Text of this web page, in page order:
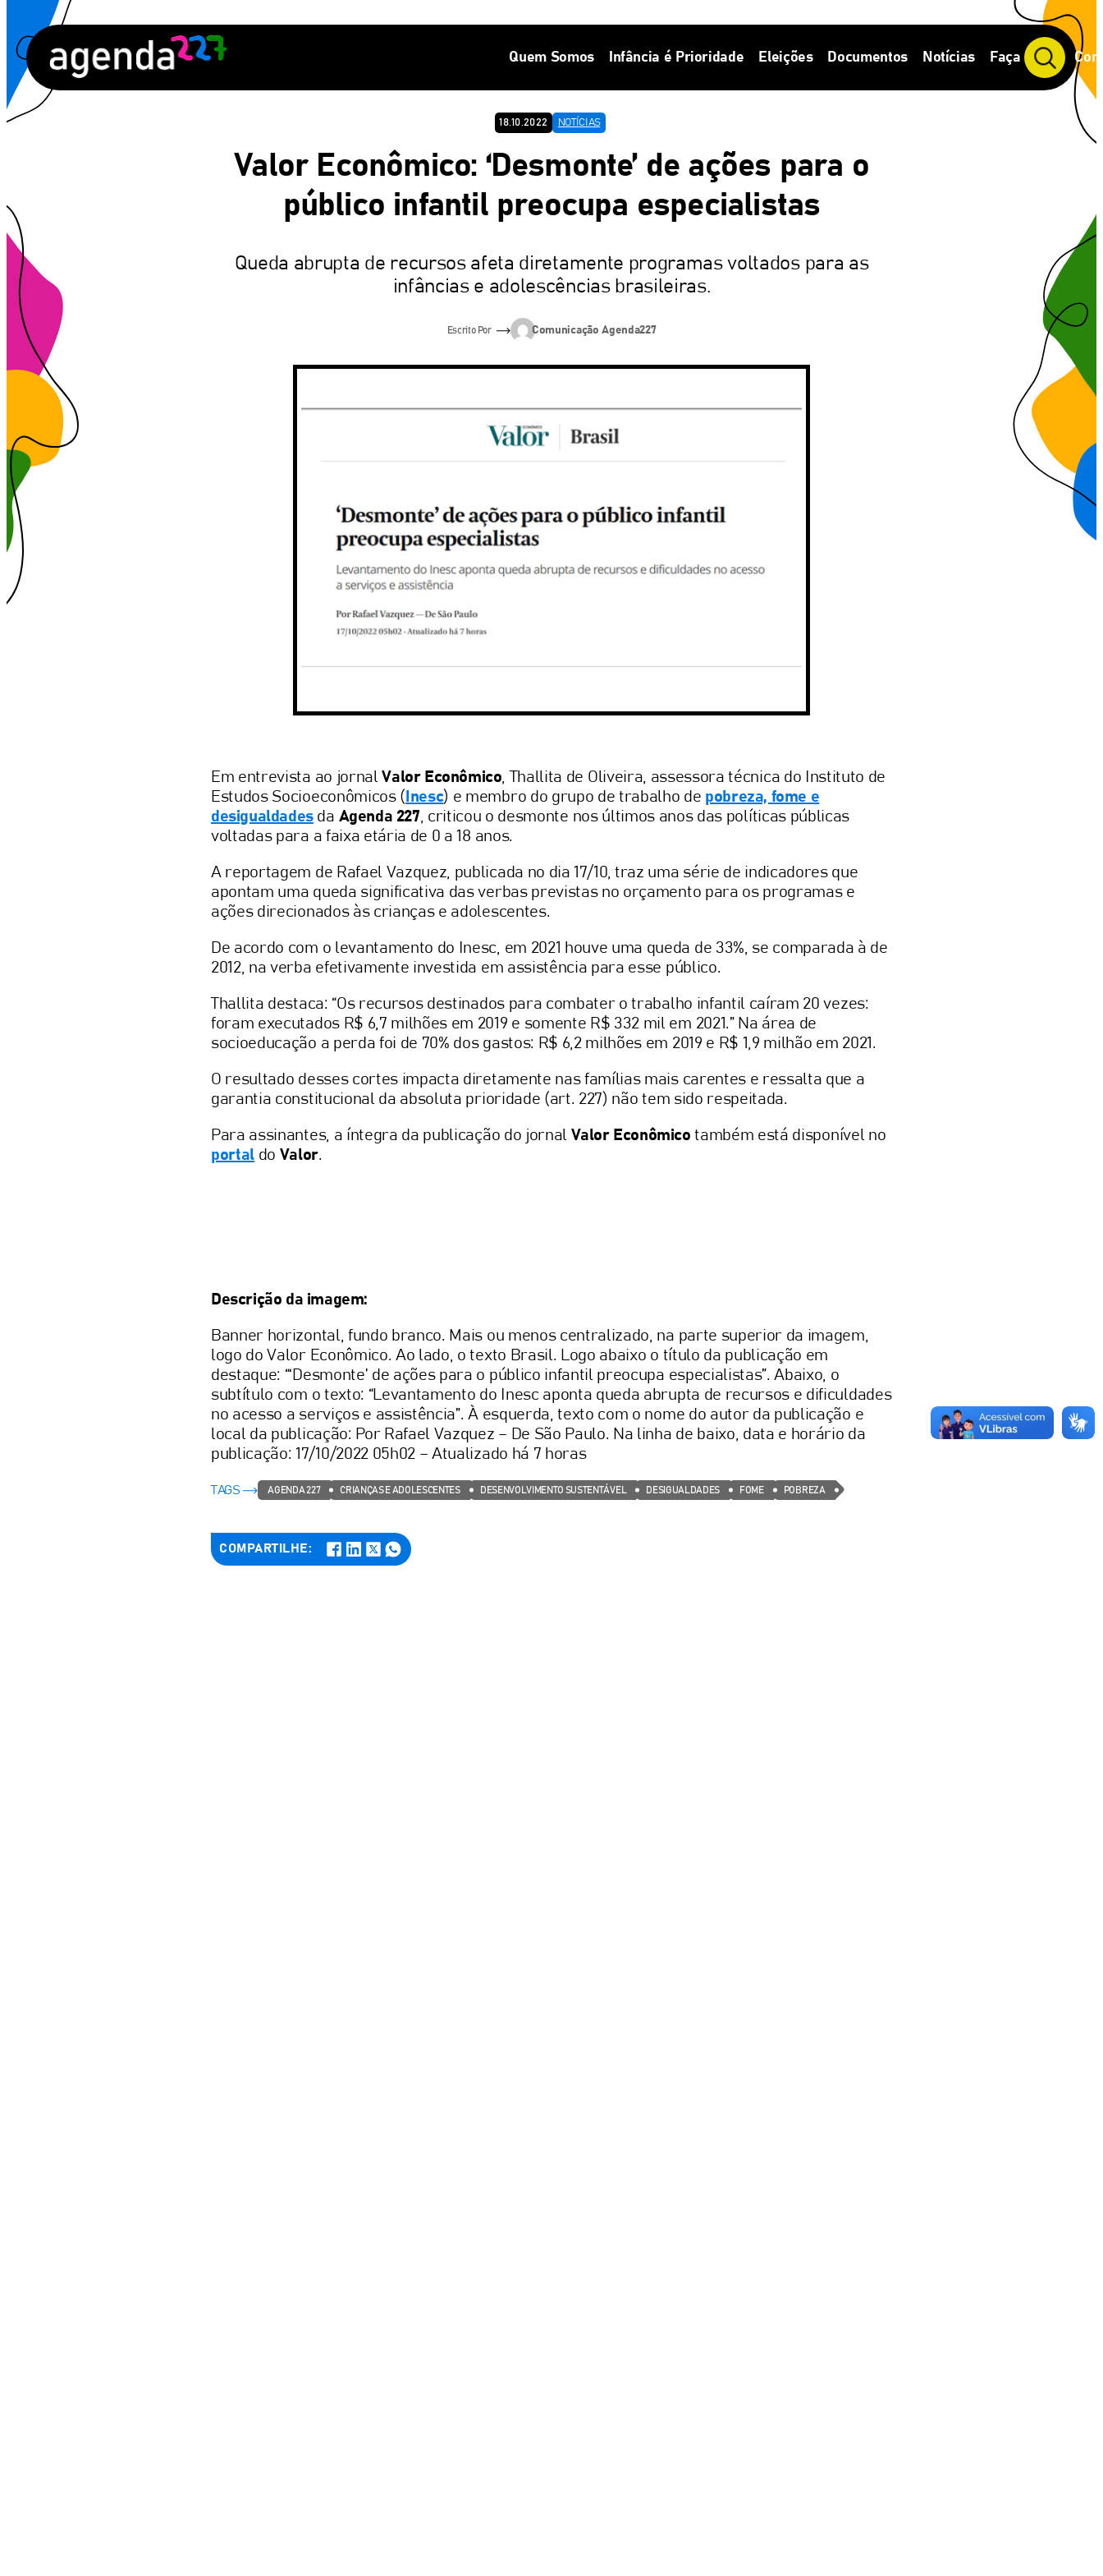
Pular
para
o
conteúdo
Quem Somos Infância é Prioridade Eleições Documentos Notícias Faça Parte
P
e
18.10.2022 NOTÍCIAS
Valor Econômico: ‘Desmonte’ de ações para o
público infantil preocupa especialistas
Queda abrupta de recursos afeta diretamente programas voltados para as
infâncias e adolescências brasileiras.
Escrito Por Comunicação Agenda227
Em entrevista ao jornalValor Econômico , Thallita de Oliveira, assessora técnica do Instituto de
Estudos Socioeconômicos ( Inesc) e membro do grupo de trabalho de pobreza, fome e
desigualdadesda Agenda 227 , criticou o desmonte nos últimos anos das políticas públicas
voltadas para a faixa etária de 0 a 18 anos.
A reportagem de Rafael Vazquez, publicada no dia 17/10, traz uma série de indicadores que
apontam uma queda significativa das verbas previstas no orçamento para os programas e
ações direcionados às crianças e adolescentes.
De acordo com o levantamento do Inesc, em 2021 houve uma queda de 33%, se comparada à de
2012, na verba efetivamente investida em assistência para esse público.
Thallita destaca: “Os recursos destinados para combater o trabalho infantil caíram 20 vezes:
foram executados R$ 6,7 milhões em 2019 e somente R$ 332 mil em 2021.” Na área de
socioeducação a perda foi de 70% dos gastos: R$ 6,2 milhões em 2019 e R$ 1,9 milhão em 2021.
O resultado desses cortes impacta diretamente nas famílias mais carentes e ressalta que a
garantia constitucional da absoluta prioridade (art. 227) não tem sido respeitada.
Para assinantes, a íntegra da publicação do jornal Valor Econômico também está disponível no
portal do Valor.
Descrição da imagem:
Banner horizontal, fundo branco. Mais ou menos centralizado, na parte superior da imagem,
logo do Valor Econômico. Ao lado, o texto Brasil. Logo abaixo o título da publicação em
destaque: “‘Desmonte’ de ações para o público infantil preocupa especialistas”. Abaixo, o
subtítulo com o texto: “Levantamento do Inesc aponta queda abrupta de recursos e dificuldades
no acesso a serviços e assistência”. À esquerda, texto com o nome do autor da publicação e
local da publicação: Por Rafael Vazquez – De São Paulo. Na linha de baixo, data e horário da
publicação: 17/10/2022 05h02 – Atualizado há 7 horas
TAGS AGENDA 227 CRIANÇAS E ADOLESCENTES DESENVOLVIMENTO SUSTENTÁVEL DESIGUALDADES FOME POBREZA
COMPARTILHE: